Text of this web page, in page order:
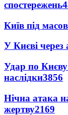
спостережень
Київ під
У Києві через
Удар по
наслідки3856
Нічна атака
жертву2169